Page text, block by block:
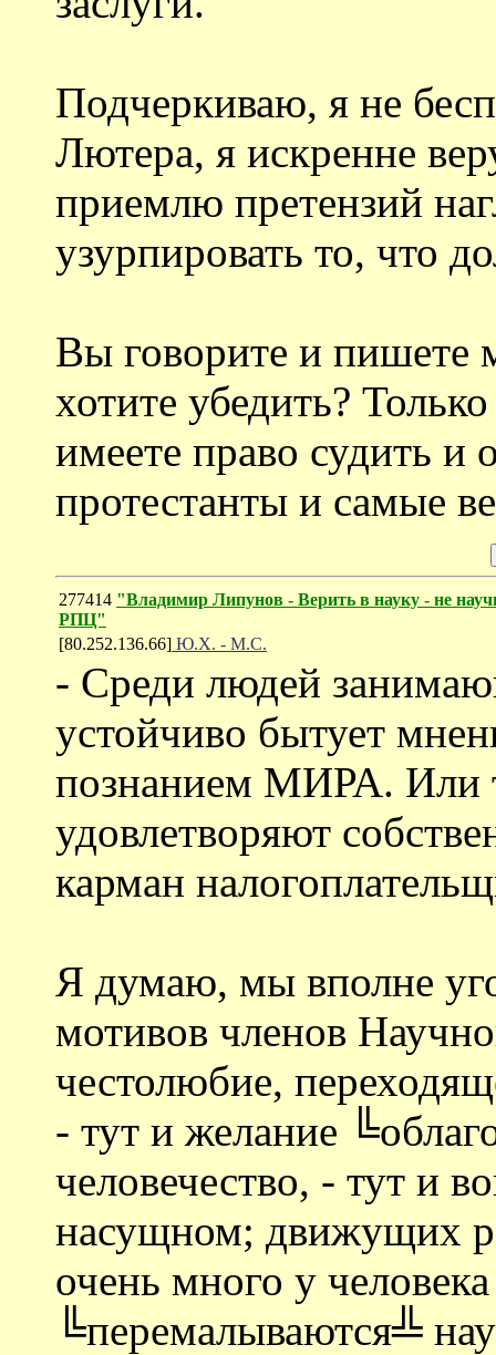
Подчеркиваю, я не
Лютера, я искренне
приемлю претензий
узурпировать то, что
Вы говорите и пишете
хотите убедить?
имеете право судить и
протестанты и самые
277414 "Владимир Липунов - Верить в науку - не
РПЦ"
[80.252.136.66] Ю.Х. - М.С.
- Среди людей
устойчиво бытует
познанием МИРА. Или
удовлетворяют
карман
Я думаю, мы вполне
мотивов членов
честолюбие,
- тут и желание
человечество, - тут и
насущном; движущих
очень много у
╚перемалываются╩